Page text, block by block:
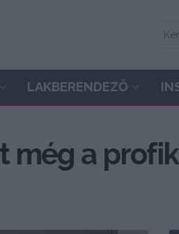
LAKBERENDEZŐ
még a